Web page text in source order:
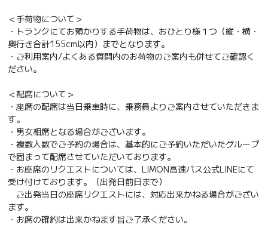
＜手荷物について＞
・トランクにてお預かりする手荷物は、おひとり様１つ（縦・横・
奥行き合計155cm以内）までとなります。
・ご利用案内/よくある質問内のお荷物のご案内も併せてご確認く
ださい。
＜配席について＞
・座席の配席は当日乗車時に、乗務員よりご案内させていただきま
す。
・男女相席となる場合がございます。
・複数人数でご予約の場合は、基本的にご予約いただいたグループ
で固まって配席させていただいております。
・お座席のリクエストについては、LIMON高速バス公式LINEにて
受け付けております。（出発日前日まで）
ご出発当日の座席リクエストには、対応出来かねる場合がござい
ます。
・お席の確約は出来かねます旨ご了承ください。